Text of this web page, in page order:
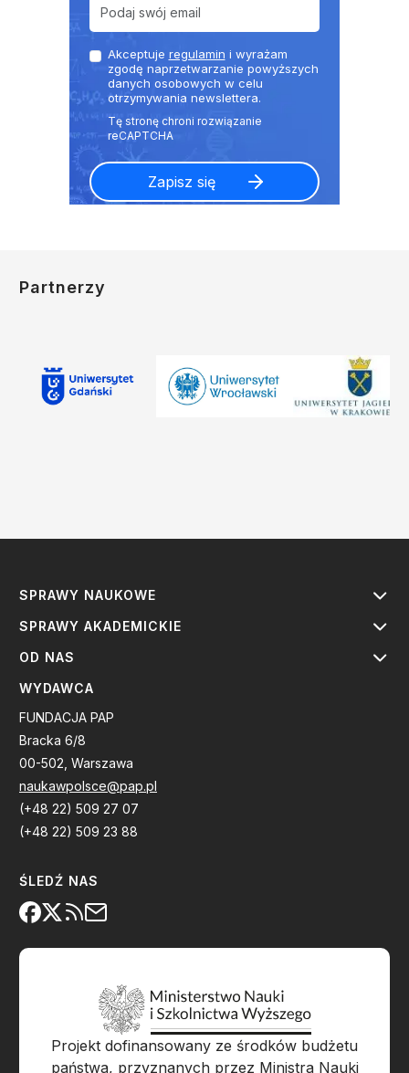
Akceptuje regulamin i wyrażam
zgodę naprzetwarzanie powyższych
danych osobowych w celu
otrzymywania newslettera.
Partnerzy
SPRAWY NAUKOWE
SPRAWY AKADEMICKIE
OD NAS
WYDAWCA
FUNDACJA PAP
Bracka 6/8
00-502, Warszawa
naukawpolsce@pap.pl
(+48 22) 509 27 07
(+48 22) 509 23 88
ŚLEDŹ NAS
Projekt dofinansowany ze środków budżetu
państwa, przyznanych przez Ministra Nauki